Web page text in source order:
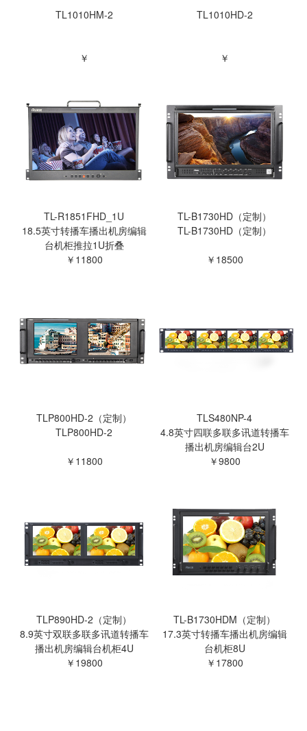
TL1010HM-2
￥
TL1010HD-2
￥
TL-R1851FHD_1U
18.5英寸转播车播出机房编辑
台机柜推拉1U折叠
￥11800
TL-B1730HD（定制）
TL-B1730HD（定制）
￥18500
TLP800HD-2（定制）
TLP800HD-2
￥11800
TLS480NP-4
4.8英寸四联多联多讯道转播车
播出机房编辑台2U
￥9800
TLP890HD-2（定制）
8.9英寸双联多联多讯道转播车
播出机房编辑台机柜4U
￥19800
TL-B1730HDM（定制）
17.3英寸转播车播出机房编辑
台机柜8U
￥17800